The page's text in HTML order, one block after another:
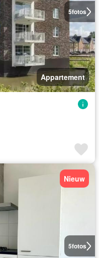
5fotos
Appartement
5fotos
Nieuw